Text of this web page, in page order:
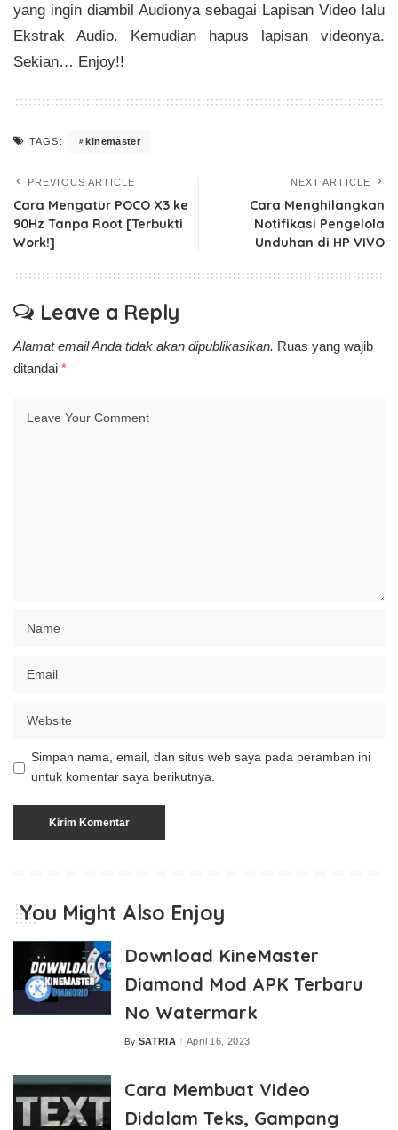
yang ingin diambil Audionya sebagai Lapisan Video lalu
Ekstrak Audio. Kemudian hapus lapisan videonya.
Sekian… Enjoy!!
TAGS: kinemaster
PREVIOUS ARTICLE
Cara Mengatur POCO X3 ke
90Hz Tanpa Root [Terbukti
Work!]
NEXT ARTICLE
Cara Menghilangkan
Notifikasi Pengelola
Unduhan di HP VIVO
Leave a Reply
Alamat email Anda tidak akan dipublikasikan. Ruas yang wajib
ditandai *
Simpan nama, email, dan situs web saya pada peramban ini
untuk komentar saya berikutnya.
You Might Also Enjoy
Download KineMaster
Diamond Mod APK Terbaru
No Watermark
Posted
By SATRIA April 16, 2023
Cara Membuat Video
Didalam Teks, Gampang